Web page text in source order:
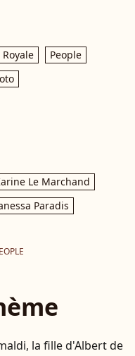
People
Le Marchand
Paradis
la fille d'Albert de